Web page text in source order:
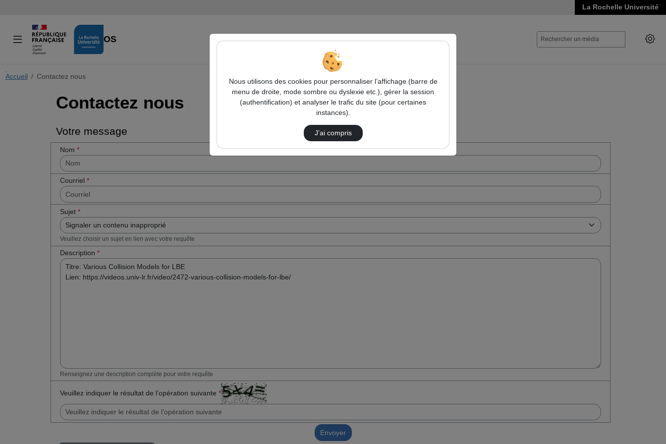
La Rochelle Université
VIDÉOS
Accueil Contactez nous
Contactez nous
Votre message
Nom *
Courriel *
Sujet *
Veuillez choisir un sujet en lien avec votre requête
Description *
Renseignez une description complète pour votre requête
Veuillez indiquer le résultat de l’opération suivante *
Cocher
Envoyer
Nous utilisons des cookies pour personnaliser l’affichage (barre de
menu de droite, mode sombre ou dyslexie etc.), gérer la session
(authentification) et analyser le trafic du site (pour certaines
instances).
J’ai compris